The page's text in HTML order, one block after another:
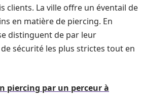
clients. La ville offre un éventail de
en matière de piercing. En
distinguent de par leur
sécurité les plus strictes tout en
piercing par un perceur à